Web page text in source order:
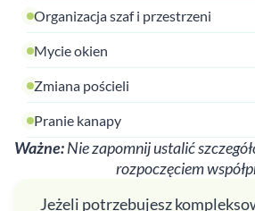
Organizacja szaf i przestrzeni
Mycie okien
Zmiana pościeli
Pranie kanapy
Ważne:Nie zapomnij ustalić
rozpoczęciem
Jeżeli potrzebujesz